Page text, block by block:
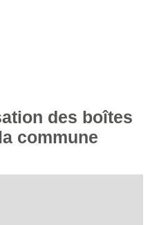
des boîtes
commune